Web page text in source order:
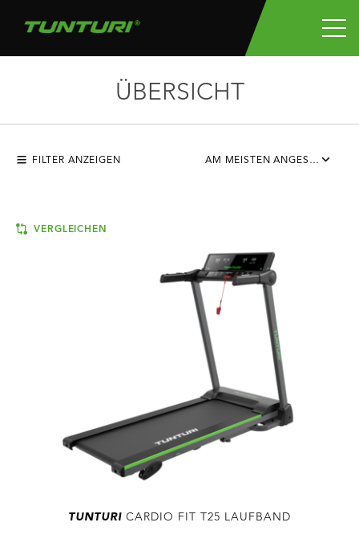
ÜBERSICHT
FILTER ANZEIGEN AM MEISTEN ANGESEHEN
VERGLEICHEN
TUNTURI CARDIO FIT T25 LAUFBAND